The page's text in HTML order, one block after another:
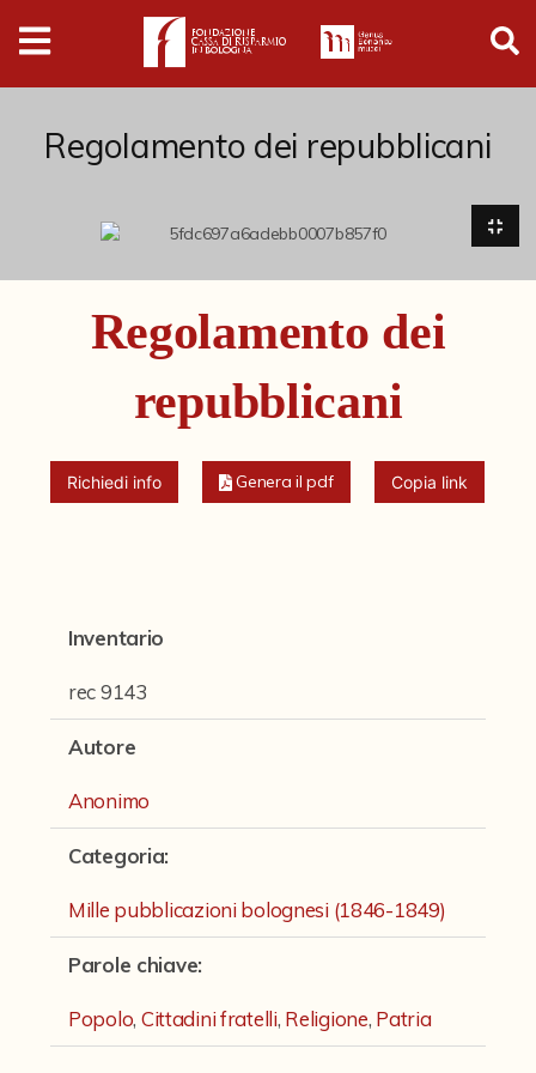
Digital
Humanities
Donazioni
Cataloghi storici
Collezione Brighetti
Collezione Matteuzzi
Fondo Puntoni
Fondo Alfredo Testoni
Mille pubblicazioni bolognesi (1846-1849)
Fondi Fotografici
Fotografia e Nuovi Media
Regolamento dei repubblicani
Regolamento dei
repubblicani
Richiedi info Genera il pdf Copia link
Inventario
rec 9143
Autore
Anonimo
Categoria:
Mille pubblicazioni bolognesi (1846-1849)
Parole chiave:
Popolo, Cittadini fratelli, Religione, Patria